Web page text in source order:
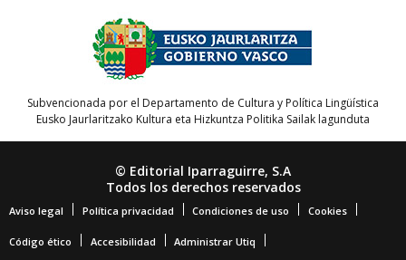
Subvencionada por el Departamento de Cultura y Política Lingüística
Eusko Jaurlaritzako Kultura eta Hizkuntza Politika Sailak lagunduta
© Editorial Iparraguirre, S.A
Todos los derechos reservados
Aviso legal Política privacidad Condiciones de uso Cookies
Código ético Accesibilidad Administrar Utiq